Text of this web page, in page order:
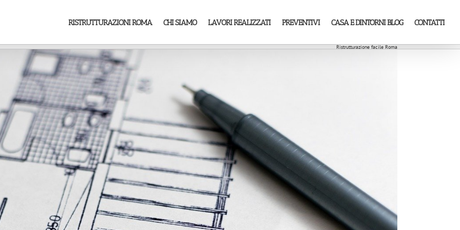
RISTRUTTURAZIONI ROMA CHI SIAMO LAVORI REALIZZATI PREVENTIVI CASA E DINTORNI BLOG CONTATTI
Ristrutturazione facile Roma